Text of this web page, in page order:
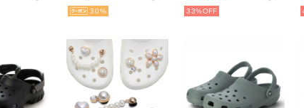
30 33%